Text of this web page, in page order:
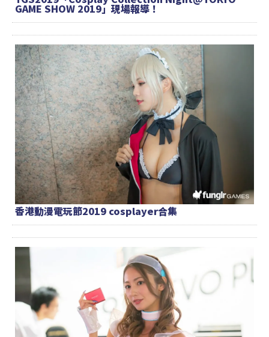
GAME SHOW 2019」現場報導！
香港動漫電玩節2019 cosplayer合集